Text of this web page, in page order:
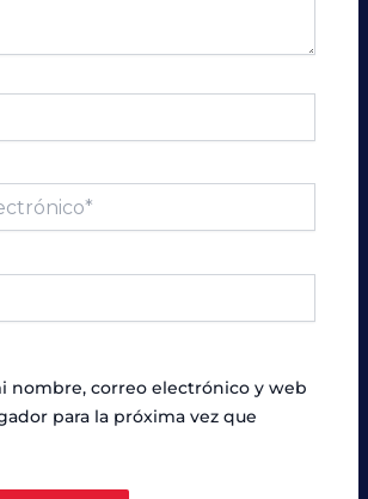
nombre, correo electrónico y web
para la próxima vez que